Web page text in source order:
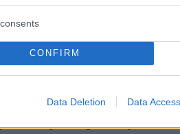
CONFIRM
Data Deletion Data Access
και το παρακολουθούμε», είπε ο
Δύο δωρεάν
σήμερα στη
καιρικές